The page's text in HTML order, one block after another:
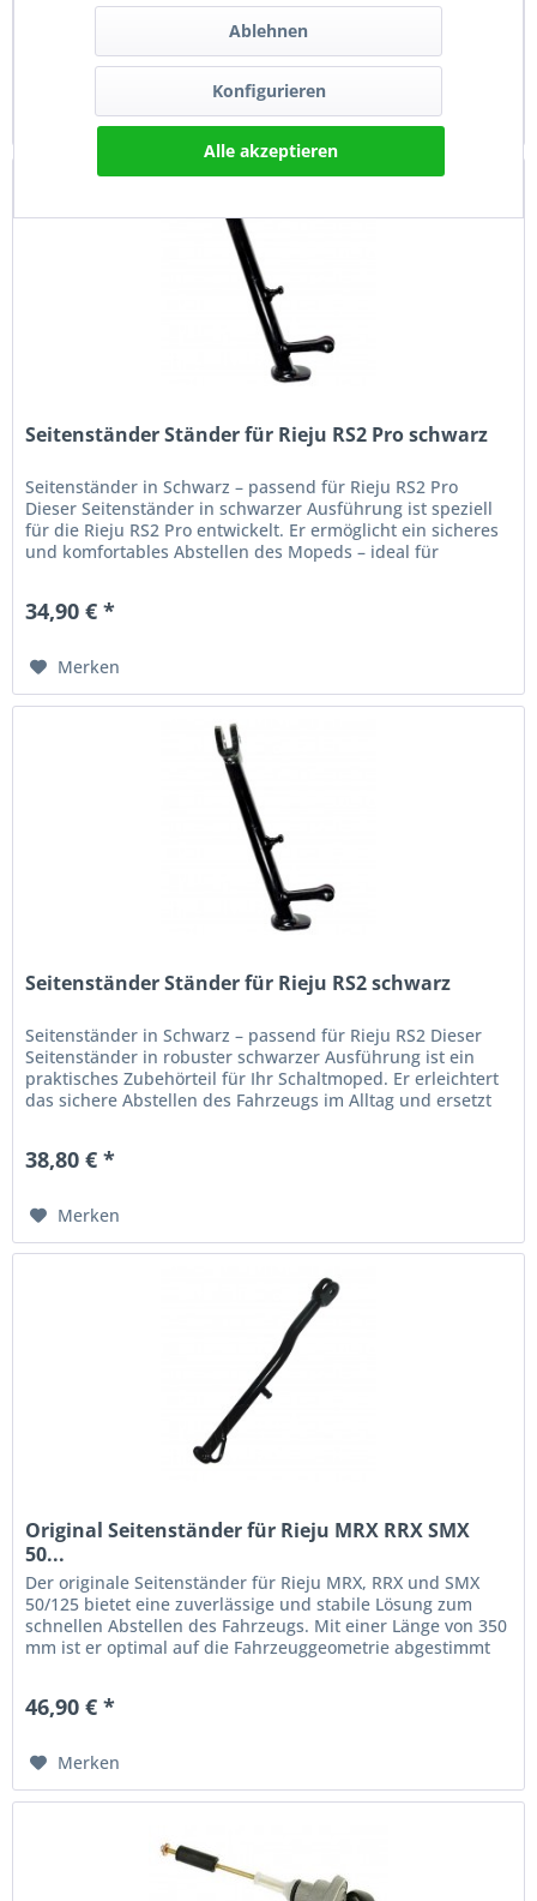
17,90 € *
Merken
Seitenständer Ständer für Rieju RS2 Pro schwarz
Seitenständer in Schwarz – passend für Rieju RS2 Pro
Dieser Seitenständer in schwarzer Ausführung ist speziell
für die Rieju RS2 Pro entwickelt. Er ermöglicht ein sicheres
und komfortables Abstellen des Mopeds – ideal für
34,90 € *
Merken
Seitenständer Ständer für Rieju RS2 schwarz
Seitenständer in Schwarz – passend für Rieju RS2 Dieser
Seitenständer in robuster schwarzer Ausführung ist ein
praktisches Zubehörteil für Ihr Schaltmoped. Er erleichtert
das sichere Abstellen des Fahrzeugs im Alltag und ersetzt
38,80 € *
Merken
Original Seitenständer für Rieju MRX RRX SMX
50...
Der originale Seitenständer für Rieju MRX, RRX und SMX
50/125 bietet eine zuverlässige und stabile Lösung zum
schnellen Abstellen des Fahrzeugs. Mit einer Länge von 350
mm ist er optimal auf die Fahrzeuggeometrie abgestimmt
46,90 € *
Merken
Ablehnen
Konfigurieren
Alle akzeptieren